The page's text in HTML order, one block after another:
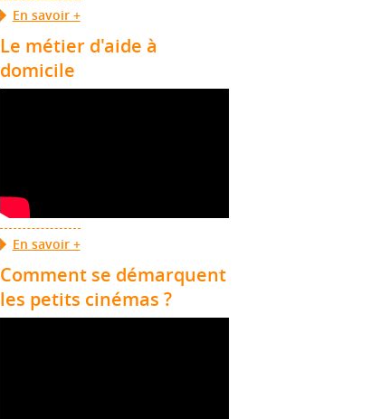
En savoir +
Le métier d'aide à
domicile
En savoir +
Comment se démarquent
les petits cinémas ?